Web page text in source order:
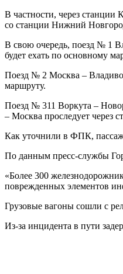
В частности, через
со станции Нижний
В свою очередь, поезд № 1
будет ехать по основному
Поезд № 2 Москва –
маршруту.
Поезд № 311 Воркута –
– Москва проследует через
Как уточнили в ФПК,
По данным пресс-службы
«Более 300
поврежденных элементов
Грузовые вагоны сошли с
Из-за инцидента в пути